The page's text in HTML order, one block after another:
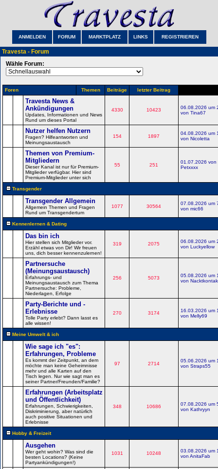
ANMELDEN FORUM MARKTPLATZ LINKS REGISTRIEREN
Travesta - Forum
Wähle Forum:
Foren Themen Beiträge letzter Beitrag
Travesta News &
Ankündigungen
Updates, Informationen und News
Rund um dieses Portal
4330 10423
06.08.2026 um
von Tina67
Nutzer helfen Nutzern
Fragen? Hilfeantworten und
Meinungsaustausch
154 1897
04.08.2026 um
von Nicoletta
Themen von Premium-
Mitgliedern
Dieser Kanal ist nur für Premium-
Mitglieder verfügbar. Hier sind
Premium-Mitglieder unter sich
55 251
01.07.2026 von
Petxxxx
Transgender
Transgender Allgemein
Allgemein Themen und Fragen
Rund um Transgendertum
1077 30564
07.08.2026 um
von mic66
Kennenlernen & Dating
Das bin ich
Hier stellen sich Mitglieder vor.
Erzähl etwas von Dir! Wir freuen
uns, dich besser kennenzulernen!
319 2075
06.08.2026 um
von Luckyellow
Partnersuche
(Meinungsaustausch)
Erfahrungs- und
Meinungsaustausch zum Thema
Partnersuche: Probleme,
Niederlagen, Erfolge
256 5073
05.08.2026 um
von
Party-Berichte und -
Erlebnisse
Tolle Party erlebt? Dann lasst es
alle wissen!
270 3174
16.03.2026 um
von Melly69
Meine Umwelt & ich
Wie sage ich "es":
Erfahrungen, Probleme
Es kommt der Zeitpunkt, an dem
möchte man keine Geheimnisse
mehr und alle Karten auf den
Tisch legen. Nur wie sagt man es
seiner Partner/Freunden/Familie?
97 2714
05.06.2026 um
von Straps55
Erfahrungen (Arbeitsplatz
und Öffentlichkeit)
Erfahrungen, Schwierigkeiten,
Diskriminierung, aber natürlich
auch positive Situationen und
Erlebnisse
348 10686
07.08.2026 um
von Kathryyn
Hobby & Freizeit
Ausgehen
Wer geht wohin? Was sind die
besten Locations? (Keine
Partyankündigungen!)
1031 10248
03.08.2026 um
von AnitaFab